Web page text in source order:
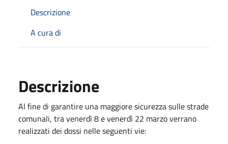
Descrizione
A cura di
Descrizione
Al fine di garantire una maggiore sicurezza sulle strade
comunali, tra venerdì 8 e venerdì 22 marzo verrano
realizzati dei dossi nelle seguenti vie: